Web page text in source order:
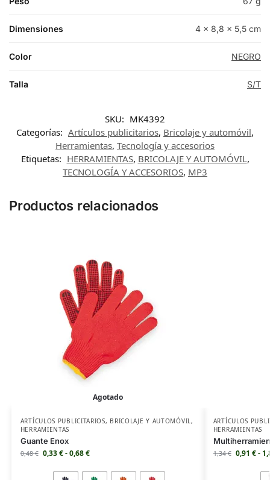
Dimensiones 4 × 8,8 × 5,5 cm
Color NEGRO
Talla S/T
SKU: MK4392
Categorías: Artículos publicitarios, Bricolaje y automóvil,
Herramientas, Tecnología y accesorios
Etiquetas: HERRAMIENTAS, BRICOLAJE Y AUTOMÓVIL,
TECNOLOGÍA Y ACCESORIOS, MP3
Productos relacionados
Agotado
ARTÍCULOS PUBLICITARIOS, BRICOLAJE Y AUTOMÓVIL,
HERRAMIENTAS
Guante Enox
0,48€ 0,33€-0,68€
ARTÍCULOS
HERRAMIENTAS
1,34€ 0,91 €-